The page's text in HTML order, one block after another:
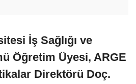
İş Sağlığı ve
Öğretim Üyesi, ARGE
Direktörü Doç.